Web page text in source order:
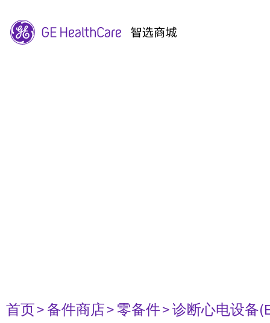
首页> 备件商店> 零备件> 诊断心电设备